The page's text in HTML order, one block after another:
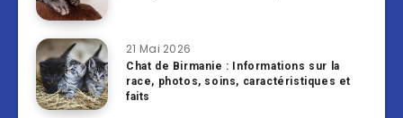
21 Mai 2026
Chat de Birmanie : Informations sur la
race, photos, soins, caractéristiques et
faits